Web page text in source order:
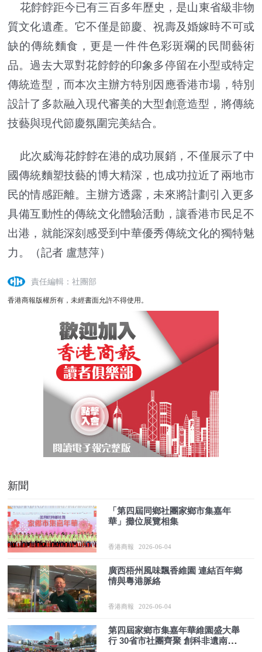
花餑餑距今已有三百多年歷史，是山東省級非物
質文化遺產。它不僅是節慶、祝壽及婚嫁時不可或
缺的傳統麵食，更是一件件色彩斑斕的民間藝術
品。過去大眾對花餑餑的印象多停留在小型或特定
傳統造型，而本次主辦方特別因應香港市場，特別
設計了多款融入現代審美的大型創意造型，將傳統
技藝與現代節慶氛圍完美結合。
此次威海花餑餑在港的成功展銷，不僅展示了中
國傳統麵塑技藝的博大精深，也成功拉近了兩地市
民的情感距離。主辦方透露，未來將計劃引入更多
具備互動性的傳統文化體驗活動，讓香港市民足不
出港，就能深刻感受到中華優秀傳統文化的獨特魅
力。（記者 盧慧萍）
責任編輯：社團部
香港商報版權所有，未經書面允許不得使用。
新聞
「第四屆同鄉社團家鄉市集嘉年
華」攤位展覽相集
香港商報 2026-06-04
廣西梧州風味飄香維園 連結百年鄉
情與粵港脈絡
香港商報 2026-06-04
第四屆家鄉市集嘉年華維園盛大舉
行 30省市社團齊聚 創科非遺南北